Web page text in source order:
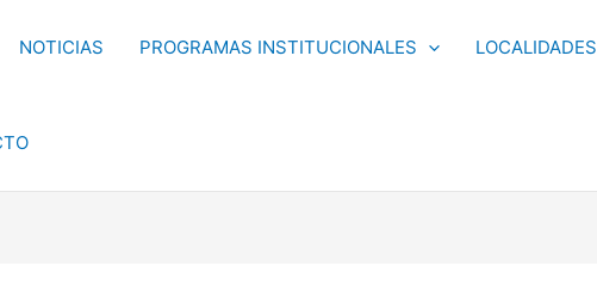
NOTICIAS PROGRAMAS INSTITUCIONALES LOCALIDADES